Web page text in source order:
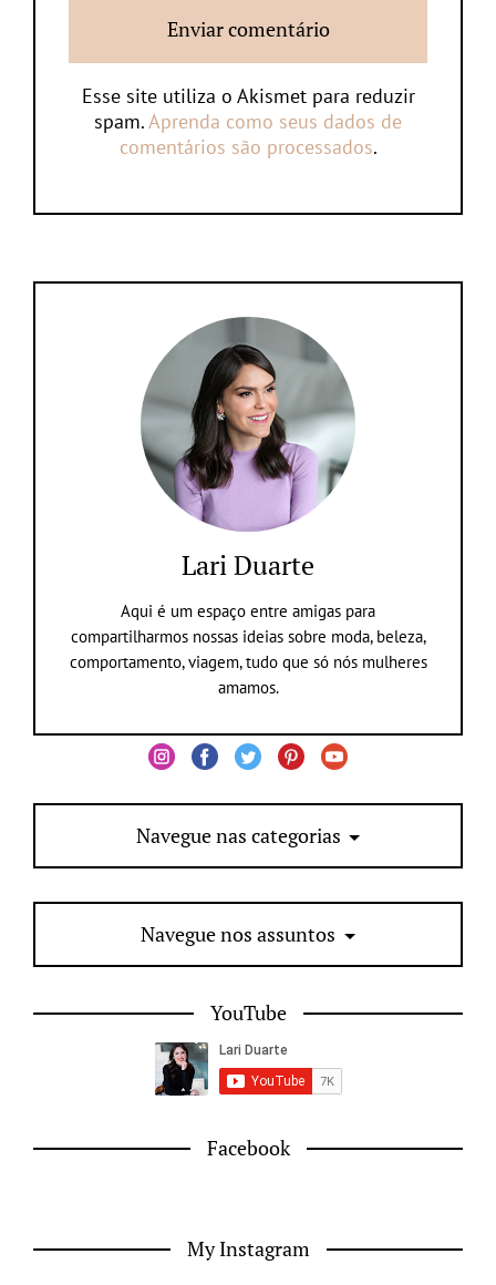
Esse site utiliza o Akismet para reduzir
spam.Aprenda como seus dados de
comentários são processados.
Lari Duarte
Aqui é um espaço entre amigas para
compartilharmos nossas ideias sobre moda, beleza,
comportamento, viagem, tudo que só nós mulheres
amamos.
Navegue nas categorias
Navegue nos assuntos
YouTube
Facebook
My Instagram